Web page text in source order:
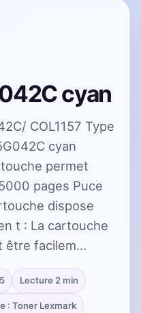
cyan
COL1157 Type
cyan
permet
pages Puce
dispose
t : La cartouche
être facilem…
Lecture 2 min
: Toner Lexmark